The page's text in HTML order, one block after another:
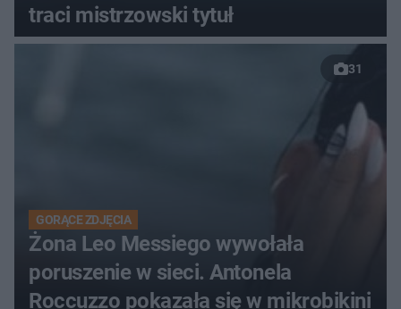
traci mistrzowski tytuł
31
GORĄCE ZDJĘCIA
Żona Leo Messiego wywołała
poruszenie w sieci. Antonela
Roccuzzo pokazała się w mikrobikini